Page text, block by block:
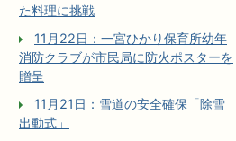
た料理に挑戦
11月22日：一宮ひかり保育所幼年
消防クラブが市民局に防火ポスターを
贈呈
11月21日：雪道の安全確保「除雪
出動式」